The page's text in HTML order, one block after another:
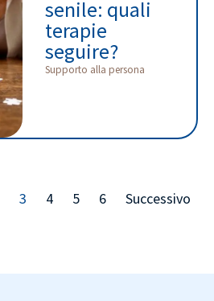
senile: quali
terapie
seguire?
Supporto alla persona
3 4 5 6 Successivo